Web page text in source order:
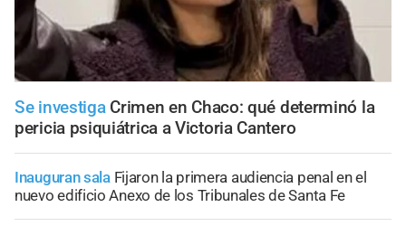
Se investiga Crimen en Chaco: qué determinó la
pericia psiquiátrica a Victoria Cantero
Inauguran sala Fijaron la primera audiencia penal en el
nuevo edificio Anexo de los Tribunales de Santa Fe